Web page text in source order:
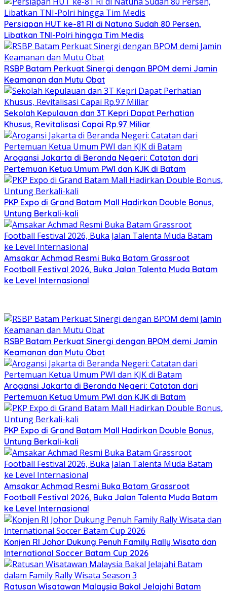
Persiapan HUT ke-81 RI di Natuna Sudah 80 Persen,
Libatkan TNI-Polri hingga Tim Medis
RSBP Batam Perkuat Sinergi dengan BPOM demi Jamin
Keamanan dan Mutu Obat
Sekolah Kepulauan dan 3T Kepri Dapat Perhatian
Khusus, Revitalisasi Capai Rp.97 Miliar
Arogansi Jakarta di Beranda Negeri: Catatan dari
Pertemuan Ketua Umum PWI dan KJK di Batam
PKP Expo di Grand Batam Mall Hadirkan Double Bonus,
Untung Berkali-kali
Amsakar Achmad Resmi Buka Batam Grassroot
Football Festival 2026, Buka Jalan Talenta Muda Batam
ke Level Internasional
RSBP Batam Perkuat Sinergi dengan BPOM demi Jamin
Keamanan dan Mutu Obat
Arogansi Jakarta di Beranda Negeri: Catatan dari
Pertemuan Ketua Umum PWI dan KJK di Batam
PKP Expo di Grand Batam Mall Hadirkan Double Bonus,
Untung Berkali-kali
Amsakar Achmad Resmi Buka Batam Grassroot
Football Festival 2026, Buka Jalan Talenta Muda Batam
ke Level Internasional
Konjen RI Johor Dukung Penuh Family Rally Wisata dan
International Soccer Batam Cup 2026
Ratusan Wisatawan Malaysia Bakal Jelajahi Batam